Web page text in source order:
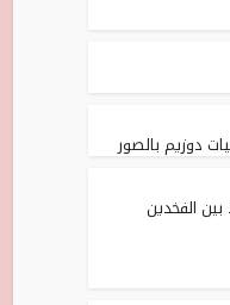
دوزيم بالصور
الفخدين